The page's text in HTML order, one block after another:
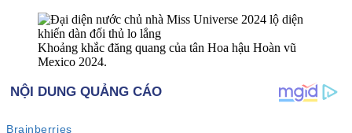
Khoảng khắc đăng quang của tân Hoa hậu Hoàn vũ
Mexico 2024.